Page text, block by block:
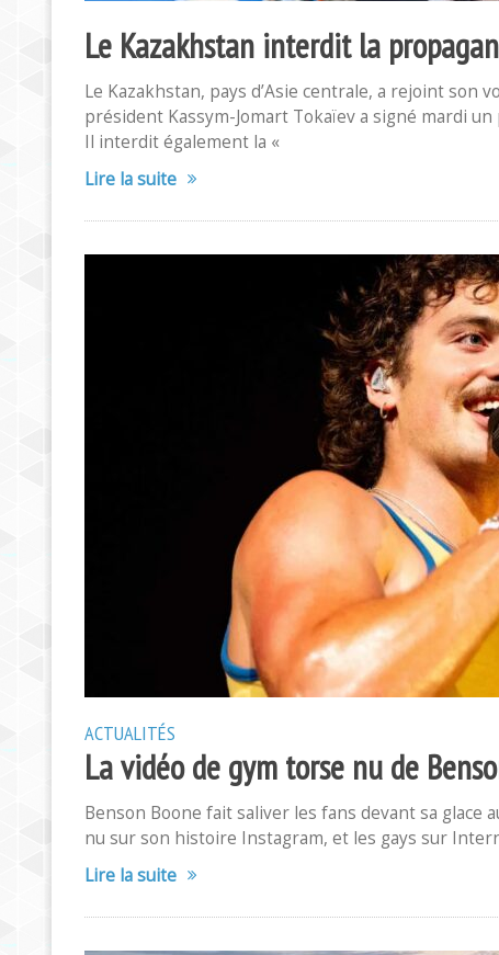
Le Kazakhstan interdit la
Le Kazakhstan, pays d’Asie centrale, a rejoint son
président Kassym-Jomart Tokaïev a signé mardi
Il interdit également la «
Lire la suite
ACTUALITÉS
La vidéo de gym torse nu de
Benson Boone fait saliver les fans devant sa glace
nu sur son histoire Instagram, et les gays sur
Lire la suite